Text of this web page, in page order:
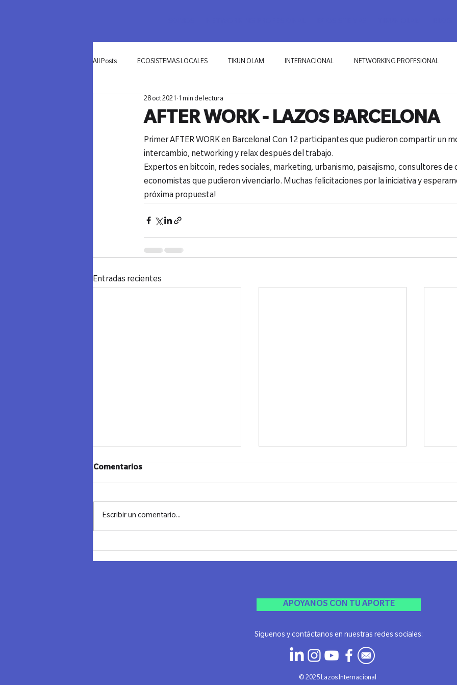
All Posts ECOSISTEMAS LOCALES TIKUN OLAM INTERNACIONAL NETWORKING PROFESIONAL
INNOVACIÓN
AFTER WORK - LAZOS BARCELONA
28 oct 2021 1 min de lectura
Primer AFTER WORK en Barcelona! Con 12 participantes que pudieron compartir un
intercambio, networking y relax después del trabajo.
Expertos en bitcoin, redes sociales, marketing, urbanismo, paisajismo, consultores de
economistas que pudieron vivenciarlo. Muchas felicitaciones por la iniciativa y
próxima propuesta!
Entradas recientes
Cata Filosófica en Rosario
Comentarios
Escribir un comentario...
APOYANOS CON TU APORTE
Síguenos y contáctanos en nuestras redes sociales:
​© 2025 Lazos Internacional